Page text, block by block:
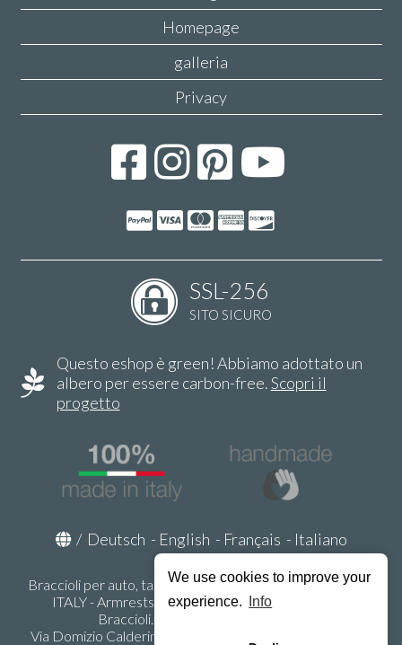
We use cookies to improve your
experience.
Info
Homepage
galleria
Privacy
SSL-256
SITO SICURO
Questo eshop è green! Abbiamo adottato un
albero per essere carbon-free.Scopri il
progetto
/ Deutsch - English - Français - Italiano
Braccioli per auto, tappeti auto, accessori auto MADE IN
ITALY - Armrests, Mittelarmlehnen, Accoundoirs -
Braccioli.it - P.Iva IT02178470353
Via Domizio Calderini 8 int. 1 - 37131 Verona (VR) - Italy -